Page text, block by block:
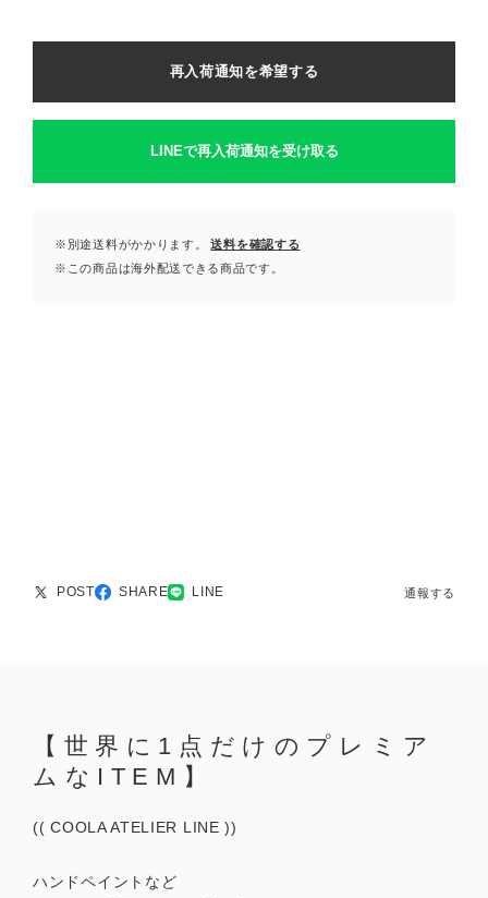
再入荷通知を希望する
LINEで再入荷通知を受け取る
※別途送料がかかります。
送料を確認する
※この商品は海外配送できる商品です。
POST SHARE LINE 通報する
【世界に1点だけのプレミア
ムなITEM】
(( COOLA ATELIER LINE ))
ハンドペイントなど